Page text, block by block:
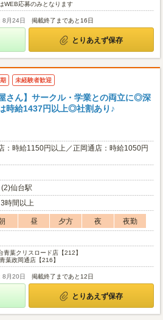
WEB応募のみとなります
8月24日 掲載終了まであと16日
とりあえず保存
未経験者歓迎
屋さん】サークル・学業との両立に◎深
時給1437円以上◎社割あり♪
：時給1150円以上／正岡通店：時給1050円
仙台駅
時間以上
昼 夕方 夜
夜勤
葉クリスロード店【212】
葉政岡通店【216】
8月20日 掲載終了まであと12日
とりあえず保存